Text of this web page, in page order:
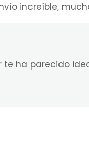
increíble,
ha parecido